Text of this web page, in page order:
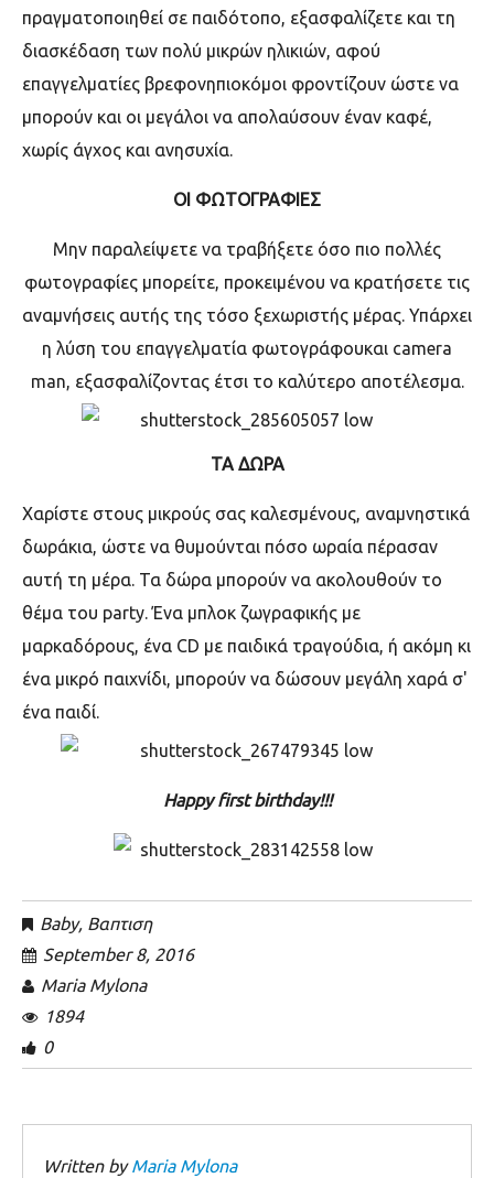
πραγματοποιηθεί σε παιδότοπο, εξασφαλίζετε και τη
διασκέδαση των πολύ μικρών ηλικιών, αφού
επαγγελματίες βρεφονηπιοκόμοι φροντίζουν ώστε να
μπορούν και οι μεγάλοι να απολαύσουν έναν καφέ,
χωρίς άγχος και ανησυχία.
ΟΙ ΦΩΤΟΓΡΑΦΙΕΣ
Μην παραλείψετε να τραβήξετε όσο πιο πολλές
φωτογραφίες μπορείτε, προκειμένου να κρατήσετε τις
αναμνήσεις αυτής της τόσο ξεχωριστής μέρας. Υπάρχει
η λύση του επαγγελματία φωτογράφουκαι camera
man, εξασφαλίζοντας έτσι το καλύτερο αποτέλεσμα.
ΤΑ ΔΩΡΑ
Χαρίστε στους μικρούς σας καλεσμένους, αναμνηστικά
δωράκια, ώστε να θυμούνται πόσο ωραία πέρασαν
αυτή τη μέρα. Τα δώρα μπορούν να ακολουθούν το
θέμα του party.Ένα μπλοκ ζωγραφικής με
μαρκαδόρους, ένα CD με παιδικά τραγούδια, ή ακόμη κι
ένα μικρό παιχνίδι, μπορούν να δώσουν μεγάλη χαρά σ'
ένα παιδί.
Happy first birthday!!!
Baby, Βαπτιση
September 8, 2016
Maria Mylona
1894
0
Written byMaria Mylona